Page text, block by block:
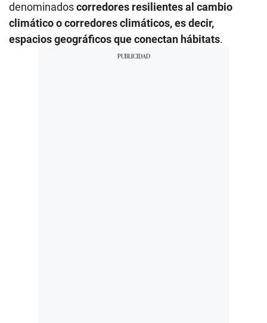
denominadoscorredores resilientes al cambio
climático o corredores climáticos, es decir,
espacios geográficos que conectan hábitats.